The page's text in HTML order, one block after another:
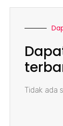
Tidak ada